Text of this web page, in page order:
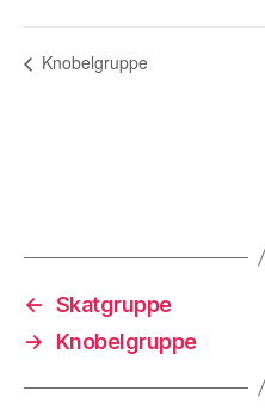
Knobelgruppe
← Skatgruppe
→
Knobelgruppe